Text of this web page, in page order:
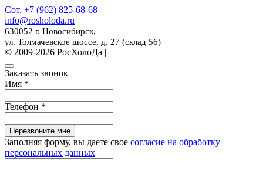
Сот. +7 (962) 825-68-68
info@rosholoda.ru
630052 г. Новосибирск,
ул. Толмачевское шоссе, д. 27 (склад 56)
© 2009-2026 РосХолоДа |
Заказать звонок
Имя *
Телефон *
Перезвоните мне
Заполняя форму, вы даете свое согласие на обработку
персональных данных